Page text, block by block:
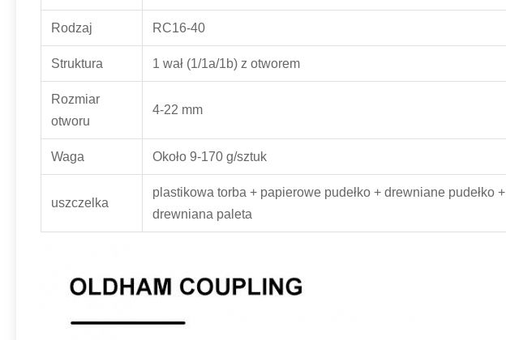
Rodzaj RC16-40
Struktura 1 wał (1/1a/1b) z otworem
Rozmiar
otworu
4-22 mm
Waga Około 9-170 g/sztuk
uszczelka
plastikowa torba + papierowe pudełko + drewniane pudełko +
drewniana paleta